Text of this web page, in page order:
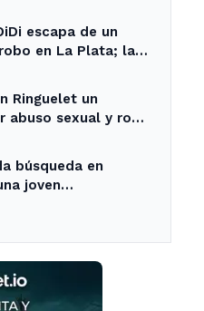
escapa de un
en La Plata; la
Ringuelet un
abuso sexual y robo
búsqueda en
joven